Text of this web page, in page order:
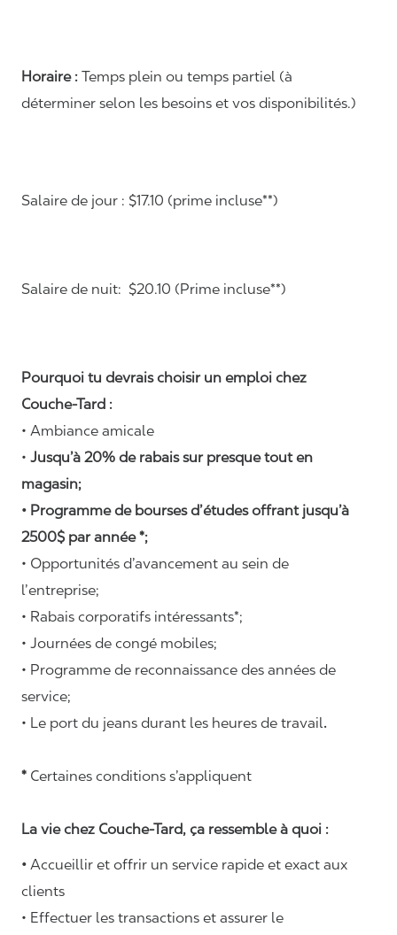
Horaire : Temps plein ou temps partiel (à
déterminer selon les besoins et vos disponibilités.)
Salaire de jour : $17.10 (prime incluse**)
Salaire de nuit: $20.10 (Prime incluse**)
Pourquoi tu devrais choisir un emploi chez
Couche-Tard :
• Ambiance amicale
• Jusqu’à 20% de rabais sur presque tout en
magasin;
• Programme de bourses d’études offrant jusqu’à
2500$ par année *;
• Opportunités d’avancement au sein de
l’entreprise;
• Rabais corporatifs intéressants*;
• Journées de congé mobiles;
• Programme de reconnaissance des années de
service;
• Le port du jeans durant les heures de travail.
* Certaines conditions s’appliquent
La vie chez Couche-Tard, ça ressemble à quoi :
• Accueillir et offrir un service rapide et exact aux
clients
• Effectuer les transactions et assurer le